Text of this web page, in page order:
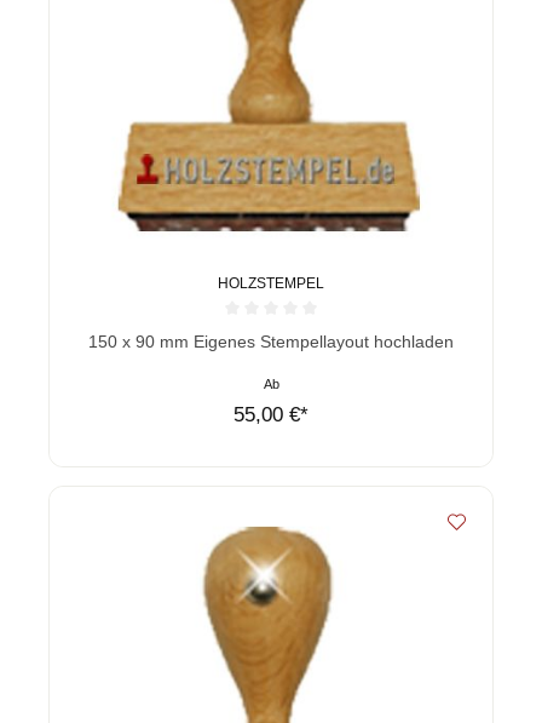
HOLZSTEMPEL
Durchschnittliche Bewertung von 0 von 5 Sternen
150 x 90 mm Eigenes Stempellayout hochladen
Ab
55,00 €*